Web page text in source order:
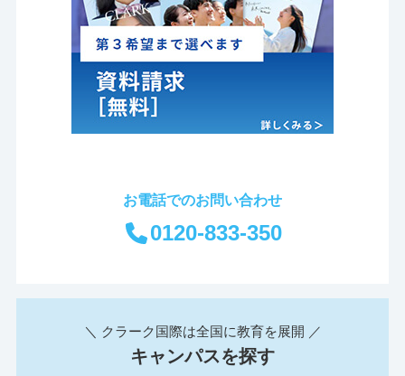
お電話でのお問い合わせ
0120-833-350
＼ クラーク国際は全国に教育を展開 ／
キャンパスを探す